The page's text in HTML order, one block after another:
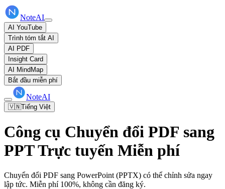
NoteAI
AI YouTube
Trình tóm tắt AI
AI PDF
Insight Card
AI MindMap
Bắt đầu miễn phí
NoteAI
🇻🇳Tiếng Việt
Công cụ Chuyển đổi PDF sang
PPT Trực tuyến Miễn phí
Chuyển đổi PDF sang PowerPoint (PPTX) có thể chỉnh sửa ngay
lập tức. Miễn phí 100%, không cần đăng ký.